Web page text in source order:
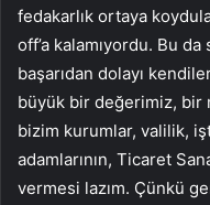
fedakarlık ortaya
off’a kalamıyordu. Bu da
başarıdan dolayı
büyük bir değerimiz, bir
bizim kurumlar, valilik,
adamlarının, Ticaret
vermesi lazım. Çünkü